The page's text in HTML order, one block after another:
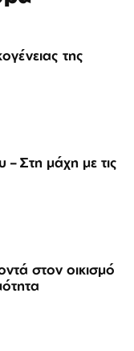
της
Στη μάχη με τις
στον οικισμό